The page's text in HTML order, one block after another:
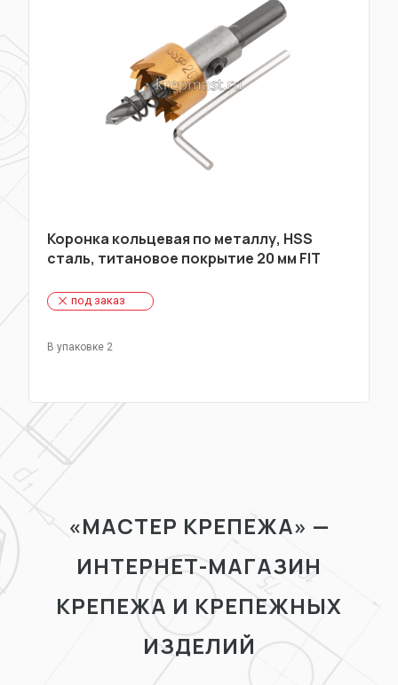
Коронка кольцевая по металлу, HSS
сталь, титановое покрытие 20 мм FIT
под заказ
В упаковке 2
«МАСТЕР КРЕПЕЖА» —
ИНТЕРНЕТ-МАГАЗИН
КРЕПЕЖА И КРЕПЕЖНЫХ
ИЗДЕЛИЙ